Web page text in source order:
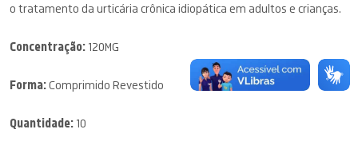
o tratamento da urticária crônica idiopática em adultos e crianças.
Concentração: 120MG
Forma:Comprimido Revestido
Quantidade: 10